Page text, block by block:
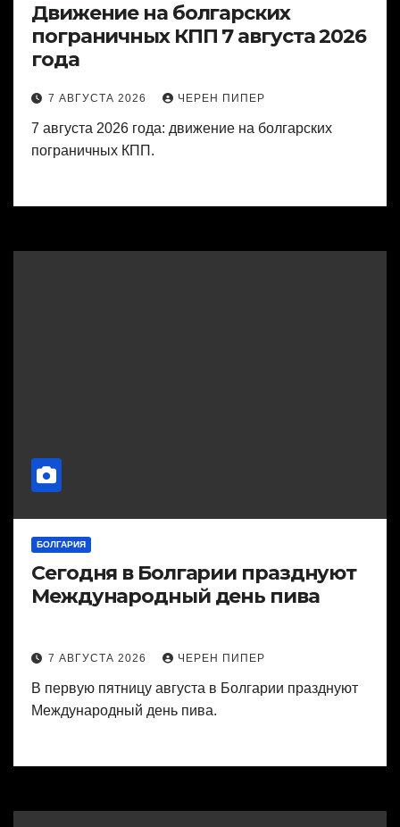
Движение на болгарских
пограничных КПП 7 августа 2026
года
7 АВГУСТА 2026 ЧЕРЕН ПИПЕР
7 августа 2026 года: движение на болгарских
пограничных КПП.
БОЛГАРИЯ
Сегодня в Болгарии празднуют
Международный день пива
7 АВГУСТА 2026 ЧЕРЕН ПИПЕР
В первую пятницу августа в Болгарии празднуют
Международный день пива.